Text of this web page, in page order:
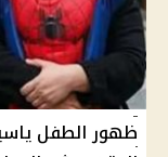
ظهور الطفل